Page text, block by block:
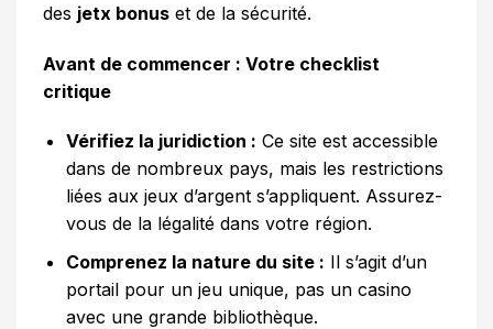
des jetx bonus et de la sécurité.
Avant de commencer : Votre checklist
critique
Vérifiez la juridiction : Ce site est accessible
dans de nombreux pays, mais les restrictions
liées aux jeux d’argent s’appliquent. Assurez-
vous de la légalité dans votre région.
Comprenez la nature du site : Il s’agit d’un
portail pour un jeu unique, pas un casino
avec une grande bibliothèque.